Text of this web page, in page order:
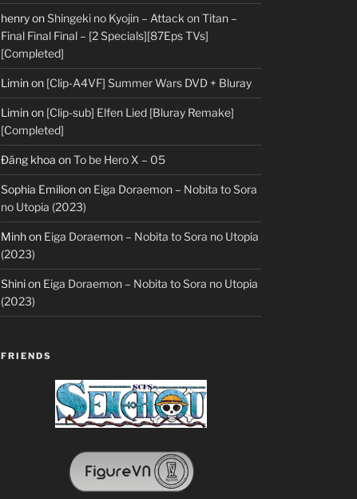
henryonShingeki no Kyojin – Attack on Titan –
Final Final Final – [2 Specials][87Eps TVs]
[Completed]
Liminon [Clip-A4VF] Summer Wars DVD + Bluray
Liminon [Clip-sub] Elfen Lied [Bluray Remake]
[Completed]
Đăng khoa onTo be Hero X – 05
Sophia Emilionon Eiga Doraemon – Nobita to Sora
no Utopia (2023)
Minhon Eiga Doraemon – Nobita to Sora no Utopia
(2023)
Shinion Eiga Doraemon – Nobita to Sora no Utopia
(2023)
FRIENDS